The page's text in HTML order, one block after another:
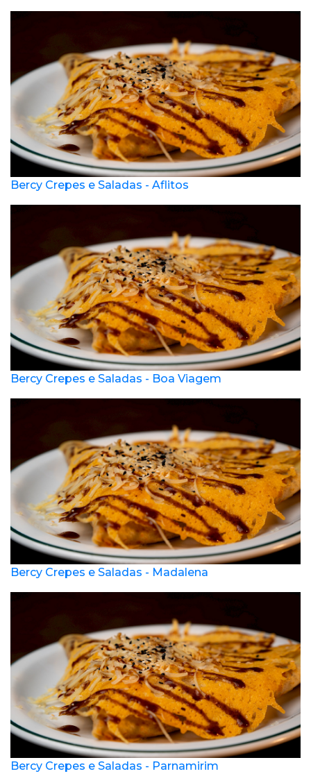
Bercy Crepes e Saladas - Aflitos
Bercy Crepes e Saladas - Boa Viagem
Bercy Crepes e Saladas - Madalena
Bercy Crepes e Saladas - Parnamirim